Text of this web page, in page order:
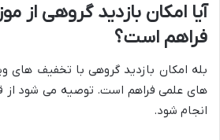
آیا امکان بازدید گروهی از
فراهم است؟
بله امکان بازدید گروهی با تخفیف های
های علمی فراهم است. توصیه می شود از
انجام شود.